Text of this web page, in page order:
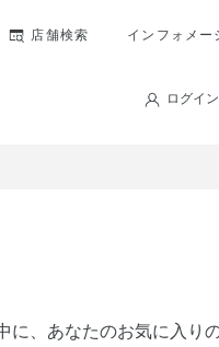
店舗検索 インフォメー
ログイ
、あなたのお気に入り